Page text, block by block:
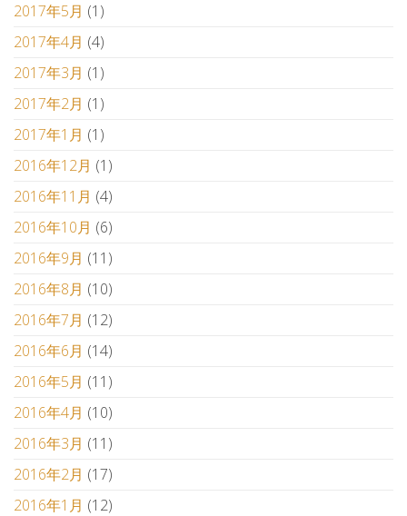
2017年5月 (1)
2017年4月 (4)
2017年3月 (1)
2017年2月 (1)
2017年1月 (1)
2016年12月 (1)
2016年11月 (4)
2016年10月 (6)
2016年9月 (11)
2016年8月 (10)
2016年7月 (12)
2016年6月 (14)
2016年5月 (11)
2016年4月 (10)
2016年3月 (11)
2016年2月 (17)
2016年1月 (12)